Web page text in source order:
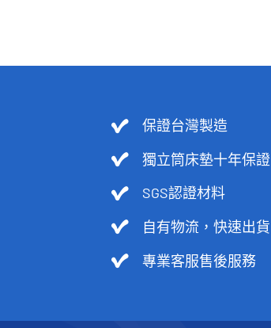
保證台灣製造
獨立筒床墊十年保證
SGS認證材料
自有物流，快速出貨
專業客服售後服務